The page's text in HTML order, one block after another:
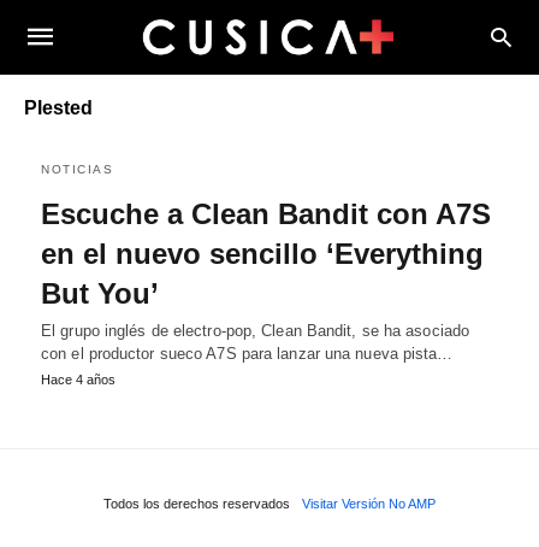
Plested
NOTICIAS
Escuche a Clean Bandit con A7S
en el nuevo sencillo ‘Everything
But You’
El grupo inglés de electro-pop, Clean Bandit, se ha asociado
con el productor sueco A7S para lanzar una nueva pista…
Hace 4 años
Todos los derechos reservados Visitar Versión No AMP